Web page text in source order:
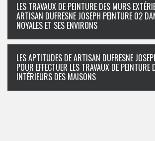
LES TRAVAUX DE PEINTURE DES MURS
ARTISAN DUFRESNE JOSEPH PEINTURE 02
NOYALES ET SES ENVIRONS
LES APTITUDES DE ARTISAN DUFRESNE
POUR EFFECTUER LES TRAVAUX DE PEINTURE
INTÉRIEURS DES MAISONS